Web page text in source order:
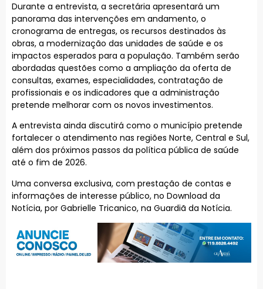
Durante a entrevista, a secretária apresentará um
panorama das intervenções em andamento, o
cronograma de entregas, os recursos destinados às
obras, a modernização das unidades de saúde e os
impactos esperados para a população. Também serão
abordadas questões como a ampliação da oferta de
consultas, exames, especialidades, contratação de
profissionais e os indicadores que a administração
pretende melhorar com os novos investimentos.
A entrevista ainda discutirá como o município pretende
fortalecer o atendimento nas regiões Norte, Central e Sul,
além dos próximos passos da política pública de saúde
até o fim de 2026.
Uma conversa exclusiva, com prestação de contas e
informações de interesse público, no Download da
Notícia, por Gabrielle Tricanico, na Guardiã da Notícia.